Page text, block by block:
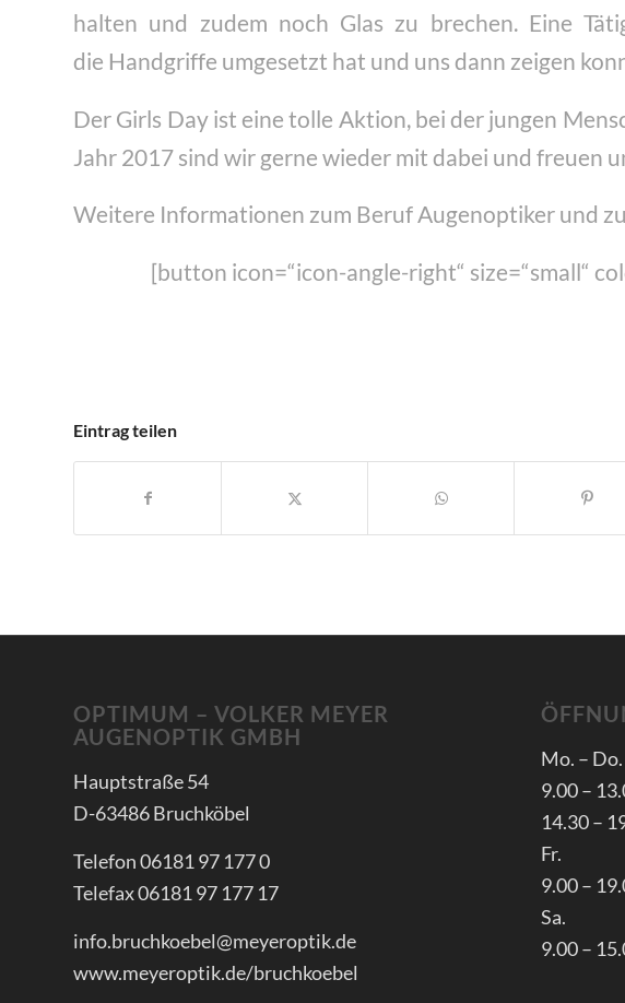
halten und zudem noch Glas zu brechen. Eine
die Handgriffe umgesetzt hat und uns dann zeigen
Der Girls Day ist eine tolle Aktion, bei der jungen
Jahr 2017 sind wir gerne wieder mit dabei und freuen
Weitere Informationen zum Beruf Augenoptiker und
[button icon=“icon-angle-right“ size=“small“
Eintrag teilen
OPTIMUM – VOLKER MEYER
AUGENOPTIK GMBH
Hauptstraße 54
D-63486 Bruchköbel
Telefon 06181 97 177 0
Telefax 06181 97 177 17
info.bruchkoebel@meyeroptik.de
www.meyeroptik.de/bruchkoebel
Mo. – Do.
9.00 –
14.30 –
Fr.
9.00 –
Sa.
9.00 –